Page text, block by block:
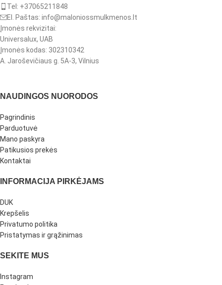
Tel: +37065211848
El. Paštas: info@maloniossmulkmenos.lt
Įmonės rekvizitai:
Universalux, UAB
Įmonės kodas: 302310342
A. Jaroševičiaus g. 5A-3, Vilnius
NAUDINGOS NUORODOS
Pagrindinis
Parduotuvė
Mano paskyra
Patikusios prekės
Kontaktai
INFORMACIJA PIRKĖJAMS
DUK
Krepšelis
Privatumo politika
Pristatymas ir grąžinimas
SEKITE MUS
Instagram